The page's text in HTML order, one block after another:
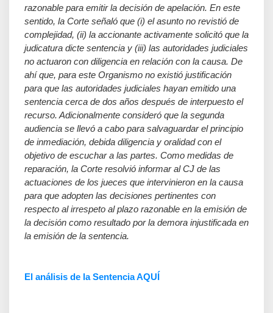
razonable para emitir la decisión de apelación. En este
sentido, la Corte señaló que (i) el asunto no revistió de
complejidad, (ii) la accionante activamente solicitó que la
judicatura dicte sentencia y (iii) las autoridades judiciales
no actuaron con diligencia en relación con la causa. De
ahí que, para este Organismo no existió justificación
para que las autoridades judiciales hayan emitido una
sentencia cerca de dos años después de interpuesto el
recurso. Adicionalmente consideró que la segunda
audiencia se llevó a cabo para salvaguardar el principio
de inmediación, debida diligencia y oralidad con el
objetivo de escuchar a las partes. Como medidas de
reparación, la Corte resolvió informar al CJ de las
actuaciones de los jueces que intervinieron en la causa
para que adopten las decisiones pertinentes con
respecto al irrespeto al plazo razonable en la emisión de
la decisión como resultado por la demora injustificada en
la emisión de la sentencia.
El análisis de la Sentencia AQUÍ